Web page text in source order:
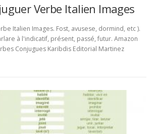
Verbe Italien Images
Italien Images. Fost, avusese, dormind, etc ).
à l'indicatif, présent, passé, futur. Amazon
Conjugues Karibdis Editorial Martinez